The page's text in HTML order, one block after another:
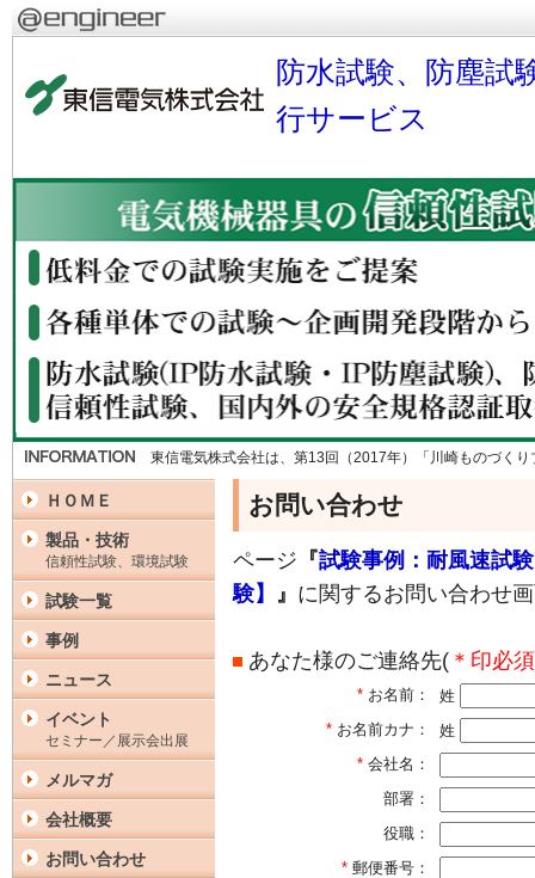
防水試験、防塵試
行サービス
東信電気株式会社は、第13回（2017年）「川崎ものづく
お問い合わせ
ページ 『試験事例：耐風速試
験】
』 に関するお問い合わせ
あなた様のご連絡先(＊印必須
* お名前：
姓
* お名前カナ：
姓
* 会社名：
部署：
役職：
* 郵便番号：
ＨＯＭＥ
製品・技術
信頼性試験、環境試験
試験一覧
事例
ニュース
イベント
セミナー／展示会出展
メルマガ
会社概要
お問い合わせ